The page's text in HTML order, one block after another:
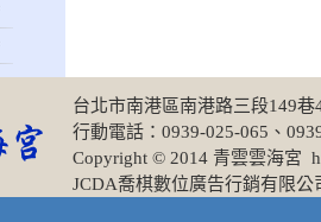
台北市南港區南港路三段
行動電話：0939-025-065、
Copyright © 2014 青雲雲海宮
JCDA喬棋數位廣告行銷有限